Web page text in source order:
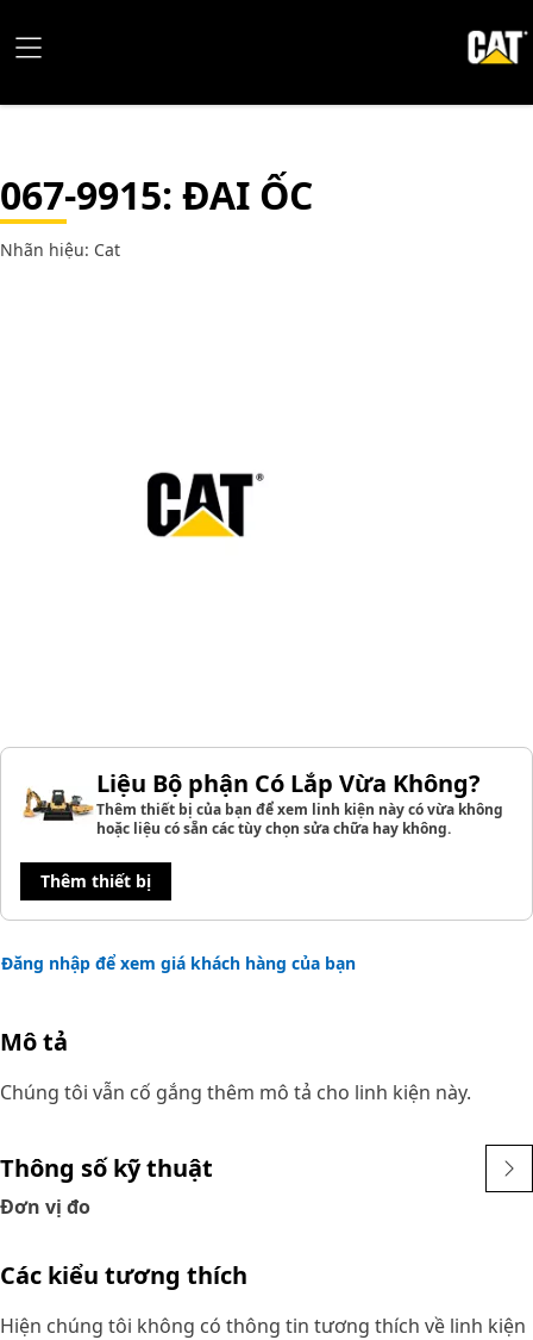
067-9915: ĐAI ỐC
Nhãn hiệu: Cat
Liệu Bộ phận Có Lắp Vừa Không?
Thêm thiết bị của bạn để xem linh kiện này có vừa không
hoặc liệu có sẵn các tùy chọn sửa chữa hay không.
Thêm thiết bị
Đăng nhập để xem giá khách hàng của bạn
Mô tả
Chúng tôi vẫn cố gắng thêm mô tả cho linh kiện này.
Thông số kỹ thuật
Đơn vị đo
Các kiểu tương thích
Hiện chúng tôi không có thông tin tương thích về linh kiện